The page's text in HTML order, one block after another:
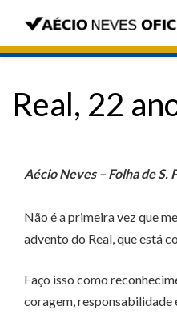
Real, 22
Aécio Neves – Folha de S.
Não é a primeira vez que
advento do Real, que está
Faço isso como
coragem, responsabilidade